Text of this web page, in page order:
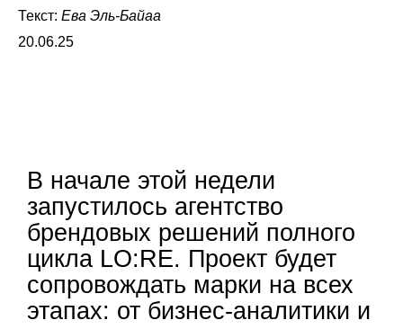
Текст: Ева Эль-Байаа
20.06.25
В начале этой недели
запустилось агентство
брендовых решений полного
цикла LO:RE. Проект будет
сопровождать марки на всех
этапах: от бизнес-аналитики и